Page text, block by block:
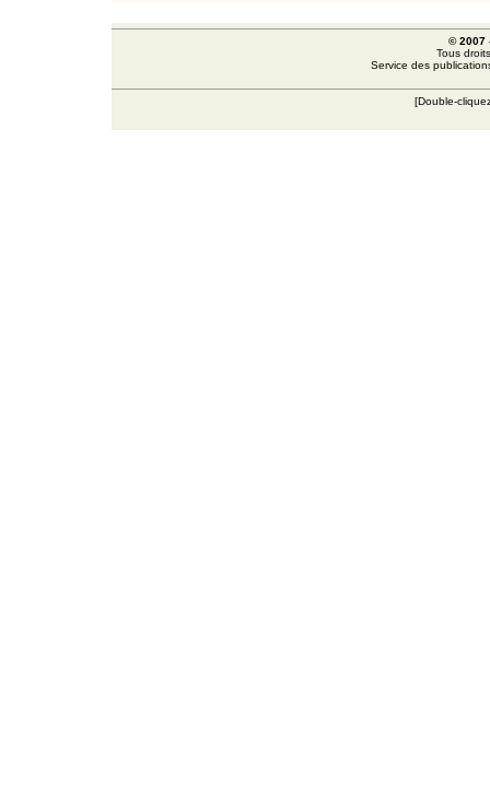
© 2007
Tous
Service des
[Double-